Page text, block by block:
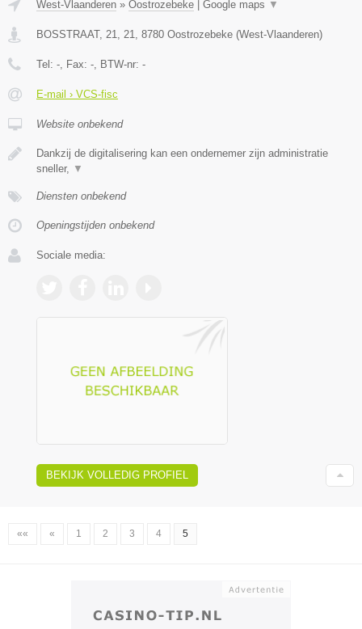
West-Vlaanderen » Oostrozebeke | Google maps ▼
BOSSTRAAT, 21, 21 8780 Oostrozebeke (West-Vlaanderen)
Tel: - , Fax: - , BTW-nr: -
E-mail › VCS-fisc
Website onbekend
Dankzij de digitalisering kan een ondernemer zijn administratie
sneller,
▼
Diensten onbekend
Openingstijden onbekend
Sociale media:
BEKIJK VOLLEDIG PROFIEL
«« « 1 2 3 4 5